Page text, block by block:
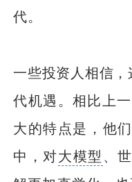
代。
一些投资人相信
代机遇。相比上
大的特点是，他
中，对大模型 、